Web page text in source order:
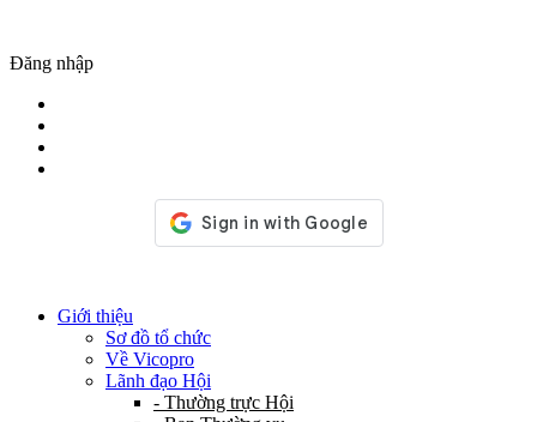
Đăng nhập
Giới thiệu
Sơ đồ tổ chức
Về Vicopro
Lãnh đạo Hội
- Thường trực Hội